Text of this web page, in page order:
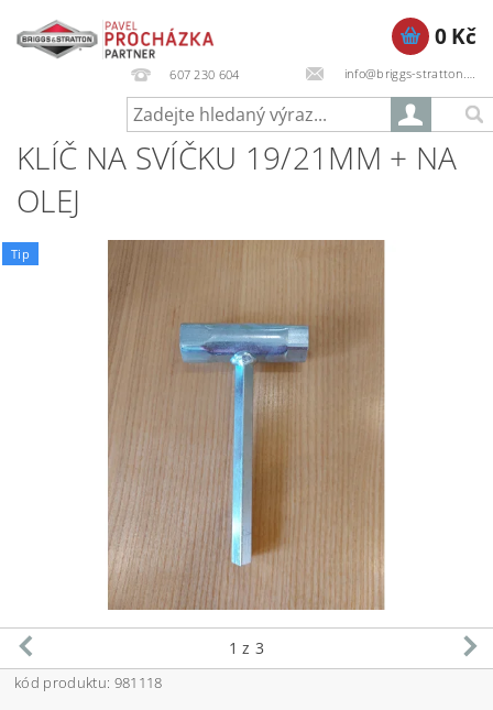
607 230 604 info@briggs-stratton.cz
0 Kč
KLÍČ NA SVÍČKU 19/21MM + NA
OLEJ
Tip
1 z 3
kód produktu: 981118